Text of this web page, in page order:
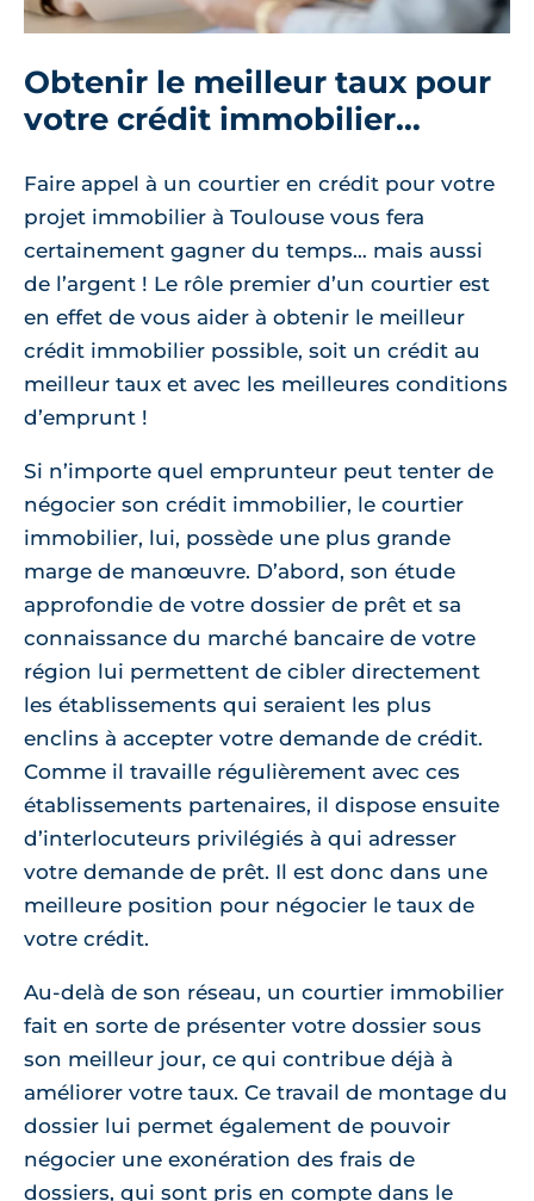
Obtenir le meilleur taux pour
votre crédit immobilier…
Faire appel à un courtier en crédit pour votre
projet immobilier à Toulouse vous fera
certainement gagner du temps… mais aussi
de l’argent ! Le rôle premier d’un courtier est
en effet de vous aider à obtenir le meilleur
crédit immobilier possible, soit un crédit au
meilleur taux et avec les meilleures conditions
d’emprunt !
Si n’importe quel emprunteur peut tenter de
négocier son crédit immobilier, le courtier
immobilier, lui, possède une plus grande
marge de manœuvre. D’abord, son étude
approfondie de votre dossier de prêt et sa
connaissance du marché bancaire de votre
région lui permettent de cibler directement
les établissements qui seraient les plus
enclins à accepter votre demande de crédit.
Comme il travaille régulièrement avec ces
établissements partenaires, il dispose ensuite
d’interlocuteurs privilégiés à qui adresser
votre demande de prêt. Il est donc dans une
meilleure position pour négocier le taux de
votre crédit.
Au-delà de son réseau, un courtier immobilier
fait en sorte de présenter votre dossier sous
son meilleur jour, ce qui contribue déjà à
améliorer votre taux. Ce travail de montage du
dossier lui permet également de pouvoir
négocier une exonération des frais de
dossiers, qui sont pris en compte dans le